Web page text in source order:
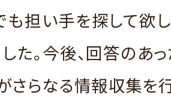
も担い手を探して欲
た。今後、回答のあ
さらなる情報収集を